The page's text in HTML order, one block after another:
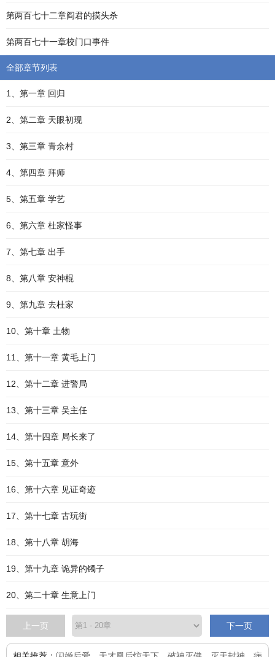
第两百七十二章阎君的摸头杀
第两百七十一章校门口事件
全部章节列表
1、第一章 回归
2、第二章 天眼初现
3、第三章 青余村
4、第四章 拜师
5、第五章 学艺
6、第六章 杜家怪事
7、第七章 出手
8、第八章 安神棍
9、第九章 去杜家
10、第十章 土物
11、第十一章 黄毛上门
12、第十二章 进警局
13、第十三章 吴主任
14、第十四章 局长来了
15、第十五章 意外
16、第十六章 见证奇迹
17、第十七章 古玩街
18、第十八章 胡海
19、第十九章 诡异的镯子
20、第二十章 生意上门
上一页 下一页